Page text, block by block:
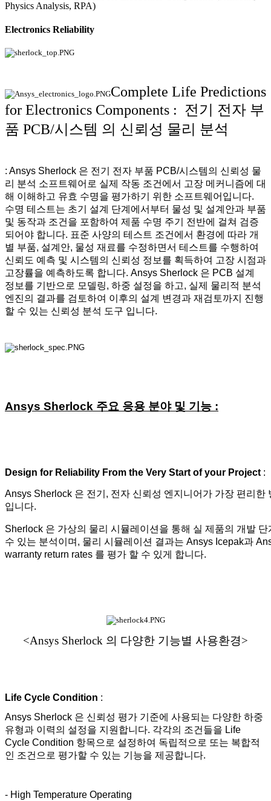
Physics Analysis, RPA)
Electronics Reliability
Complete Life Predictions
for Electronics Components : 전기 전자 부
품 PCB/시스템 의 신뢰성 물리 분석
: Ansys Sherlock 은 전기 전자 부품 PCB/시스템의 신뢰성 물
리 분석 소프트웨어로 실제 작동 조건에서 고장 메커니즘에 대
해 이해하고 유효 수명을 평가하기 위한 소프트웨어입니다.
수명 테스트는 초기 설계 단계에서부터 물성 및 설계안과 부품
및 동작과 조건을 포함하여 제품 수명 주기 전반에 걸쳐 검증
되어야 합니다. 표준 사양의 테스트 조건에서 환경에 따라 개
별 부품, 설계안, 물성 재료를 수정하면서 테스트를 수행하여
신뢰도 예측 및 시스템의 신뢰성 정보를 획득하여 고장 시점과
고장률을 예측하도록 합니다. Ansys Sherlock 은 PCB 설계
정보를 기반으로 모델링, 하중 설정을 하고, 실제 물리적 분석
엔진의 결과를 검토하여 이후의 설계 변경과 재검토까지 진행
할 수 있는 신뢰성 분석 도구 입니다.
Ansys Sherlock 주요 응용 분야 및 기능 :
Design for Reliability From the Very Start of your Project :
Ansys Sherlock 은 전기, 전자 신뢰성 엔지니어가 가장 편리
입니다.
Sherlock 은 가상의 물리 시뮬레이션을 통해 실 제품의 개발
수 있는 분석이며, 물리 시뮬레이션 결과는 Ansys Icepak과
warranty return rates 를 평가 할 수 있게 합니다.
<Ansys Sherlock 의 다양한 기능별 사용환경>
Life Cycle Condition :
Ansys Sherlock 은 신뢰성 평가 기준에 사용되는 다양한 하중
유형과 이력의 설정을 지원합니다. 각각의 조건들을 Life
Cycle Condition 항목으로 설정하여 독립적으로 또는 복합적
인 조건으로 평가할 수 있는 기능을 제공합니다.
- High Temperature Operating